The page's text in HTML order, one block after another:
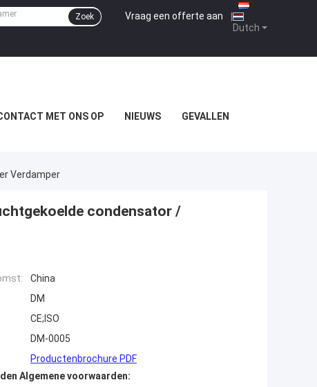
Dutch
Vraag een offerte aan |
Zoek
MET ONS OP NIEUWS GEVALLEN
Verdamper
condensator /
China
DM
CE;ISO
DM-0005
Productenbrochure PDF
Algemene voorwaarden: